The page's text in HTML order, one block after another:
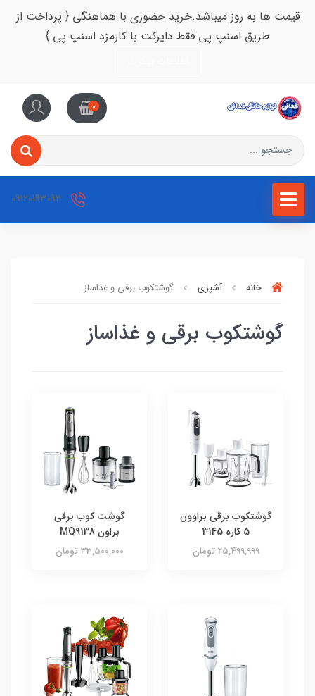
قیمت ها به روز میباشد.خرید حضوری با هماهنگی { پرداخت از
طریق اسنپ پی فقط دایرکت با کارمزد اسنپ پی }
0
خانه آشپزی گوشتکوب برقی و غذاساز
گوشتکوب برقی و غذاساز
گوشتکوب برقی براوون
5 کاره 3145
25,499,999 تومان
گوشت کوب برقی
براون MQ9138
33,500,000 تومان